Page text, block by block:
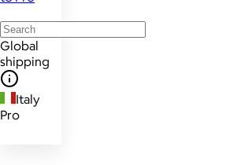
Global
shipping
Italy
Pro